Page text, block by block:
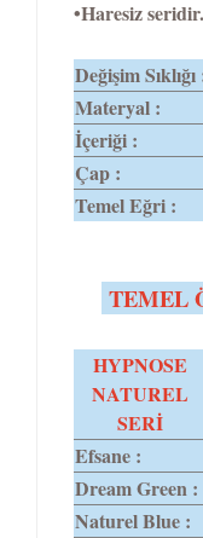
•Haresiz seridir.
Değişim Sıklığı
Materyal :
İçeriği :
Çap :
Temel Eğri :
TEMEL
HYPNOSE
NATUREL
SERİ
Efsane :
Dream Green :
Naturel Blue :